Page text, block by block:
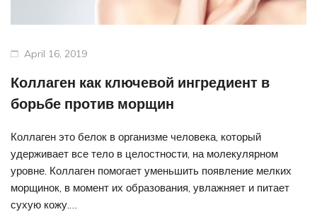
April 16, 2019
Коллаген как ключевой ингредиент в
борьбе против морщин
Коллаген это белок в организме человека, который
удерживает все тело в целостности, на молекулярном
уровне. Коллаген помогает уменьшить появление мелких
морщинок, в момент их образования, увлажняет и питает
сухую кожу.…